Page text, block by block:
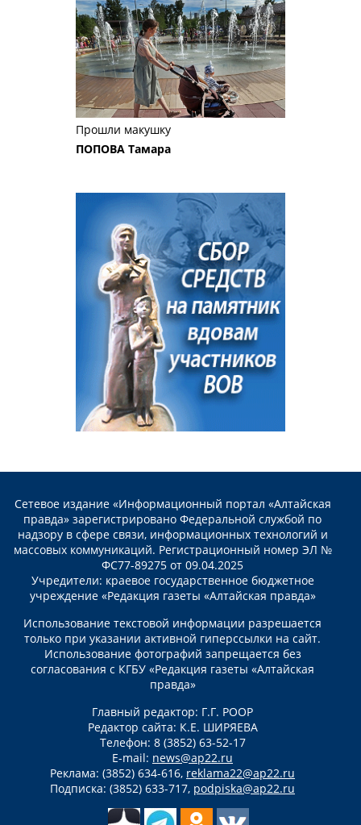
Прошли макушку
ПОПОВА Тамара
Сетевое издание «Информационный портал «Алтайская
правда» зарегистрировано Федеральной службой по
надзору в сфере связи, информационных технологий и
массовых коммуникаций. Регистрационный номер ЭЛ №
ФС77-89275 от 09.04.2025
Учредители: краевое государственное бюджетное
учреждение «Редакция газеты «Алтайская правда»
Использование текстовой информации разрешается
только при указании активной гиперссылки на сайт.
Использование фотографий запрещается без
согласования с КГБУ «Редакция газеты «Алтайская
правда»
Главный редактор: Г.Г. РООР
Редактор сайта: К.Е. ШИРЯЕВА
Телефон: 8 (3852) 63-52-17
E-mail: news@ap22.ru
Реклама: (3852) 634-616, reklama22@ap22.ru
Подписка: (3852) 633-717, podpiska@ap22.ru